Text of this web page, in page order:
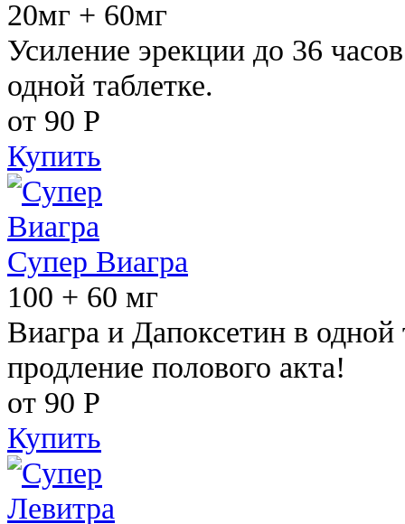
20мг + 60мг
Усиление эрекции до 36
одной таблетке.
от 90 Р
Купить
Супер Виагра
100 + 60 мг
Виагра и Дапоксетин в одной
продление полового акта!
от 90 Р
Купить